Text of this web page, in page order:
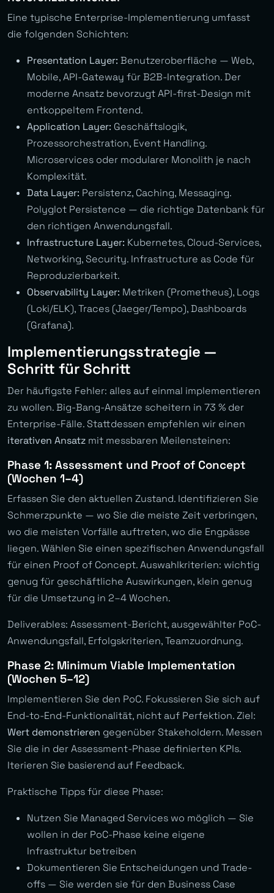
Eine typische Enterprise-Implementierung umfasst
die folgenden Schichten:
Presentation Layer: Benutzeroberfläche — Web,
Mobile, API-Gateway für B2B-Integration. Der
moderne Ansatz bevorzugt API-first-Design mit
entkoppeltem Frontend.
Application Layer: Geschäftslogik,
Prozessorchestration, Event Handling.
Microservices oder modularer Monolith je nach
Komplexität.
Data Layer: Persistenz, Caching, Messaging.
Polyglot Persistence — die richtige Datenbank für
den richtigen Anwendungsfall.
Infrastructure Layer: Kubernetes, Cloud-Services,
Networking, Security. Infrastructure as Code für
Reproduzierbarkeit.
Observability Layer: Metriken (Prometheus), Logs
(Loki/ELK), Traces (Jaeger/Tempo), Dashboards
(Grafana).
Implementierungsstrategie —
Schritt für Schritt
Der häufigste Fehler: alles auf einmal implementieren
zu wollen. Big-Bang-Ansätze scheitern in 73 % der
Enterprise-Fälle. Stattdessen empfehlen wir einen
iterativen Ansatz mit messbaren Meilensteinen:
Phase 1: Assessment und Proof of Concept
(Wochen 1–4)
Erfassen Sie den aktuellen Zustand. Identifizieren Sie
Schmerzpunkte — wo Sie die meiste Zeit verbringen,
wo die meisten Vorfälle auftreten, wo die Engpässe
liegen. Wählen Sie einen spezifischen Anwendungsfall
für einen Proof of Concept. Auswahlkriterien: wichtig
genug für geschäftliche Auswirkungen, klein genug
für die Umsetzung in 2–4 Wochen.
Deliverables: Assessment-Bericht, ausgewählter PoC-
Anwendungsfall, Erfolgskriterien, Teamzuordnung.
Phase 2: Minimum Viable Implementation
(Wochen 5–12)
Implementieren Sie den PoC. Fokussieren Sie sich auf
End-to-End-Funktionalität, nicht auf Perfektion. Ziel:
Wert demonstrieren gegenüber Stakeholdern. Messen
Sie die in der Assessment-Phase definierten KPIs.
Iterieren Sie basierend auf Feedback.
Praktische Tipps für diese Phase:
Nutzen Sie Managed Services wo möglich — Sie
wollen in der PoC-Phase keine eigene
Infrastruktur betreiben
Dokumentieren Sie Entscheidungen und Trade-
offs — Sie werden sie für den Business Case